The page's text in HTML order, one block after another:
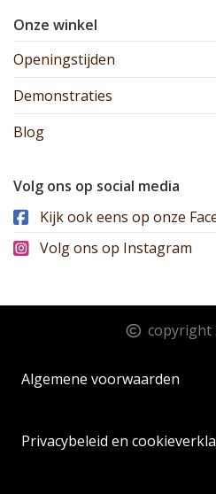
Onze winkel
Openingstijden
Demonstraties
Blog
Volg ons op social media
Kijk ook eens op onze
Volg ons op Instagram
copyright
Algemene voorwaarden
Privacybeleid en